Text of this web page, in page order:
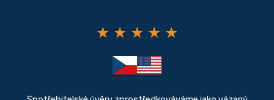
★ ★ ★ ★ ★